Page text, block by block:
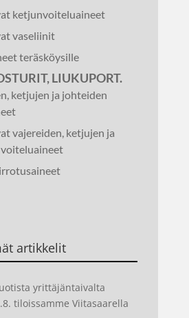
ketjunvoiteluaineet
vaseliinit
teräsköysille
LIUKUPORT.
ketjujen ja johteiden
vajereiden, ketjujen ja
artikkelit
yrittäjäntaivalta
tiloissamme Viitasaarella